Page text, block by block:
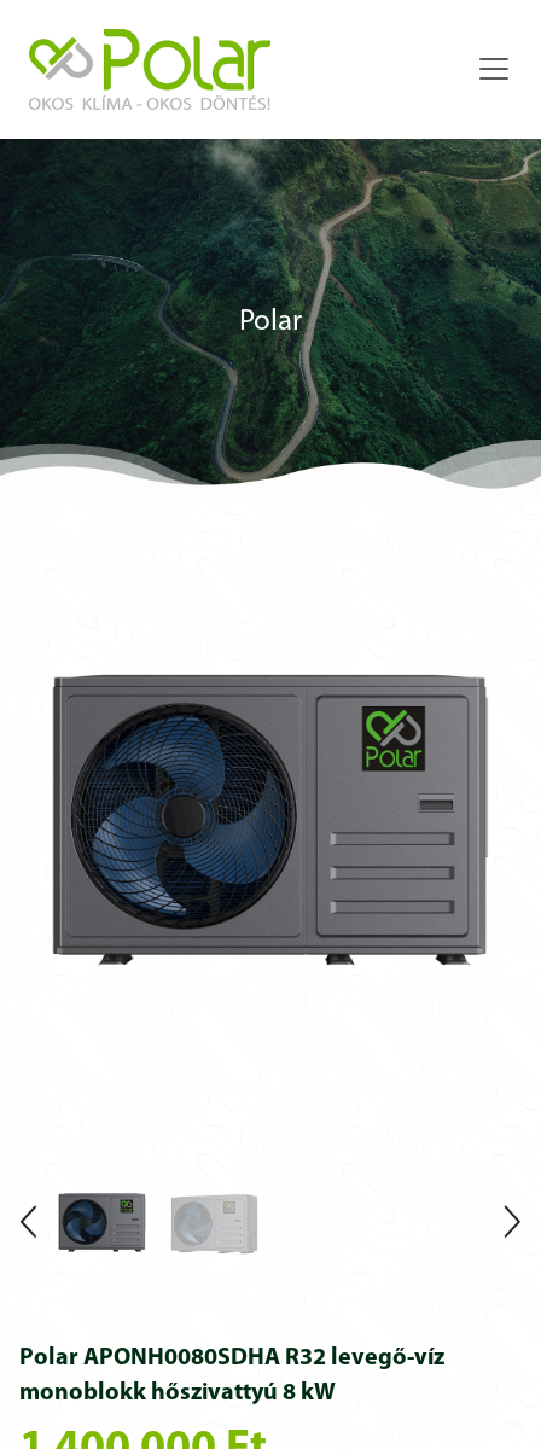
Polar
Polar APONH0080SDHA R32 levegő-víz
monoblokk hőszivattyú 8 kW